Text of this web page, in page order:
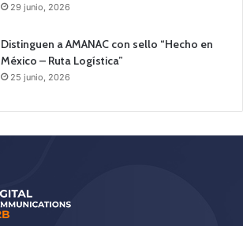
29 junio, 2026
Distinguen a AMANAC con sello “Hecho en
México – Ruta Logística”
25 junio, 2026